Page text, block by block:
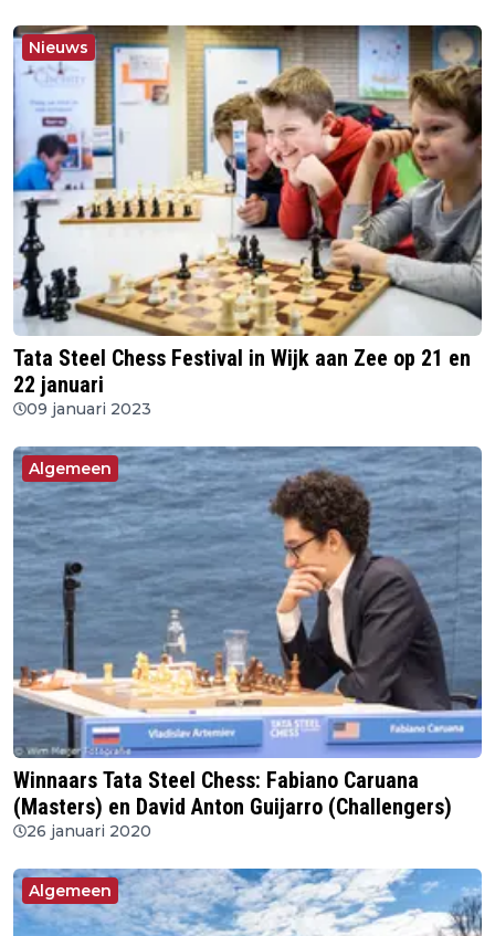
Nieuws
Tata Steel Chess Festival in Wijk aan Zee op 21 en
22 januari
09 januari 2023
Algemeen
Winnaars Tata Steel Chess: Fabiano Caruana
(Masters) en David Anton Guijarro (Challengers)
26 januari 2020
Algemeen